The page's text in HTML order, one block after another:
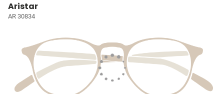
Aristar
AR 30834